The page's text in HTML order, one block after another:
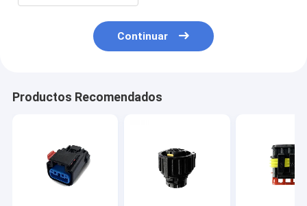
Continuar
Productos Recomendados